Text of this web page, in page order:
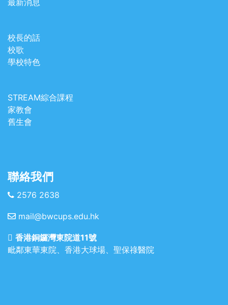
校長的話
校歌
學校特色
STREAM綜合課程
家教會
舊生會
聯絡我們
2576 2638
mail@bwcups.edu.hk
香港銅鑼灣東院道11號
毗鄰東華東院、香港大球場、聖保祿醫院